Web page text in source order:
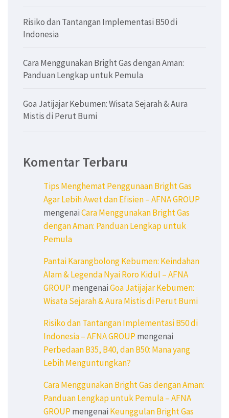
Risiko dan Tantangan Implementasi B50 di
Indonesia
Cara Menggunakan Bright Gas dengan Aman:
Panduan Lengkap untuk Pemula
Goa Jatijajar Kebumen: Wisata Sejarah & Aura
Mistis di Perut Bumi
Komentar Terbaru
Tips Menghemat Penggunaan Bright Gas
Agar Lebih Awet dan Efisien – AFNA GROUP
mengenaiCara Menggunakan Bright Gas
dengan Aman: Panduan Lengkap untuk
Pemula
Pantai Karangbolong Kebumen: Keindahan
Alam & Legenda Nyai Roro Kidul – AFNA
GROUPmengenaiGoa Jatijajar Kebumen:
Wisata Sejarah & Aura Mistis di Perut Bumi
Risiko dan Tantangan Implementasi B50 di
Indonesia – AFNA GROUPmengenai
Perbedaan B35, B40, dan B50: Mana yang
Lebih Menguntungkan?
Cara Menggunakan Bright Gas dengan Aman:
Panduan Lengkap untuk Pemula – AFNA
GROUPmengenai Keunggulan Bright Gas